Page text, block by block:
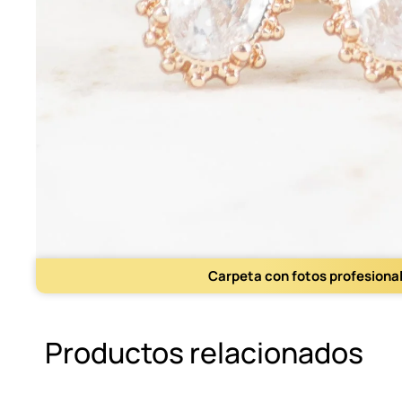
Carpeta con fotos
Productos relacionados